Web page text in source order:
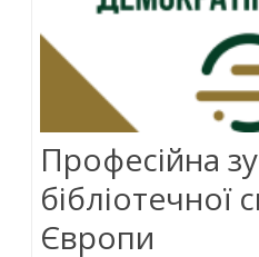
Професійна
бібліотечної
Європи